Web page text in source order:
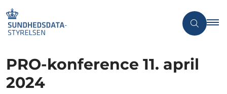
PRO-konference 11. april
2024